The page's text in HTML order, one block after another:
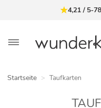
4,21 / 5-
Startseite Taufkarten